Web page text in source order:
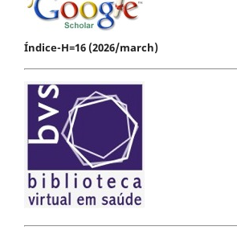
Índice-H=16 (2026/march)